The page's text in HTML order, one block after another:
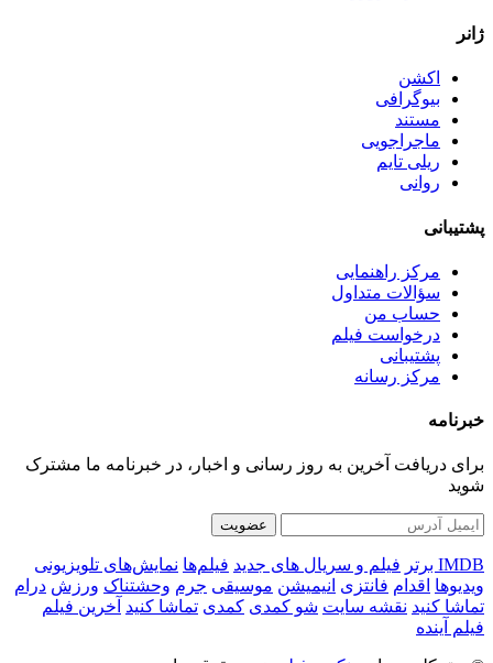
ژانر
اکشن
بیوگرافی
مستند
ماجراجویی
ریلی تایم
روانی
پشتیبانی
مرکز راهنمایی
سؤالات متداول
حساب من
درخواست فیلم
پشتیبانی
مرکز رسانه
خبرنامه
برای دریافت آخرین به روز رسانی و اخبار، در خبرنامه ما مشترک
شوید
عضویت
IMDB برتر فیلم و سریال های جدید فیلم‌ها نمایش‌های تلویزیونی
ویدیوها اقدام فانتزی انیمیشن موسیقی جرم وحشتناک ورزش درام
تماشا کنید نقشه سایت شو کمدی کمدی تماشا کنید آخرین فیلم
فیلم آینده